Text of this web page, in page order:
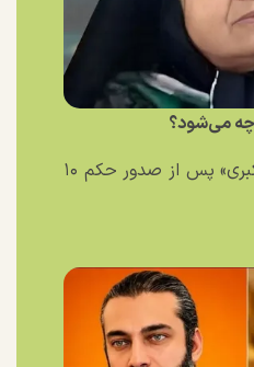
می‌شود؟
پرونده جنجالی «کلثوم اکبری» پس از صدور حکم ۱۰